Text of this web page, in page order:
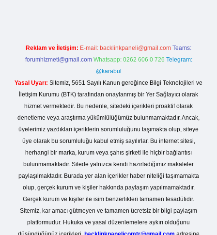
Reklam ve İletişim: E-mail: backlinkpaneli@gmail.com Teams:
forumhizmeti@gmail.com Whatsapp: 0262 606 0 726 Telegram:
@karabul
Yasal Uyarı: Sitemiz, 5651 Sayılı Kanun gereğince Bilgi Teknolojileri ve
İletişim Kurumu (BTK) tarafından onaylanmış bir Yer Sağlayıcı olarak
hizmet vermektedir. Bu nedenle, sitedeki içerikleri proaktif olarak
denetleme veya araştırma yükümlülüğümüz bulunmamaktadır. Ancak,
üyelerimiz yazdıkları içeriklerin sorumluluğunu taşımakta olup, siteye
üye olarak bu sorumluluğu kabul etmiş sayılırlar. Bu internet sitesi,
herhangi bir marka, kurum veya şahıs şirketi ile hiçbir bağlantısı
bulunmamaktadır. Sitede yalnızca kendi hazırladığımız makaleler
paylaşılmaktadır. Burada yer alan içerikler haber niteliği taşımamakta
olup, gerçek kurum ve kişiler hakkında paylaşım yapılmamaktadır.
Gerçek kurum ve kişiler ile isim benzerlikleri tamamen tesadüfidir.
Sitemiz, kar amacı gütmeyen ve tamamen ücretsiz bir bilgi paylaşım
platformudur. Hukuka ve yasal düzenlemelere aykırı olduğunu